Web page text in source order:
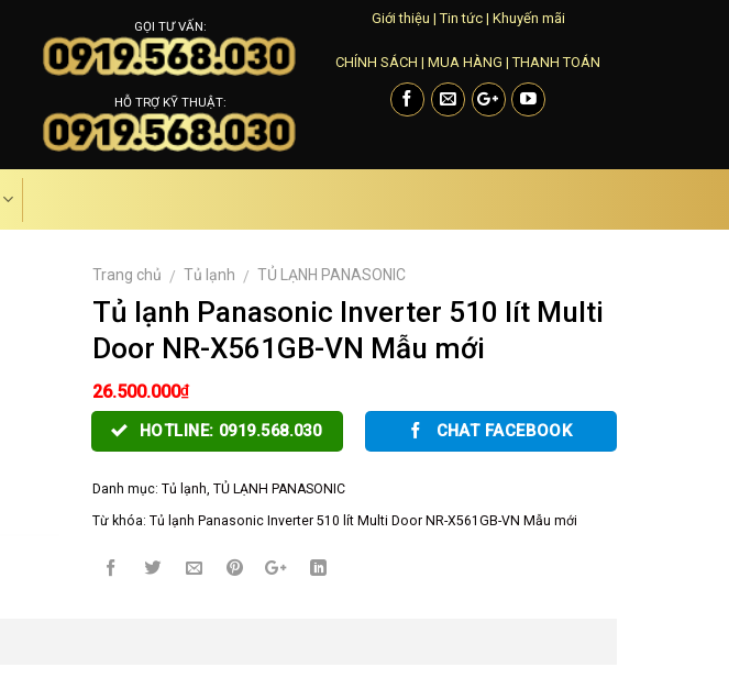
GỌI TƯ VẤN:
HỖ TRỢ KỸ THUẬT:
Giới thiệu |Tin tức| Khuyến mãi
CHÍNH SÁCH |MUA HÀNG |THANH TOÁN
Trang chủ / Tủ lạnh / TỦ LẠNH PANASONIC
Tủ lạnh Panasonic Inverter 510 lít Multi
Door NR-X561GB-VN Mẫu mới
26.500.000₫
HOTLINE: 0919.568.030 CHAT FACEBOOK
Danh mục: Tủ lạnh, TỦ LẠNH PANASONIC
Từ khóa: Tủ lạnh Panasonic Inverter 510 lít Multi Door NR-X561GB-VN Mẫu mới